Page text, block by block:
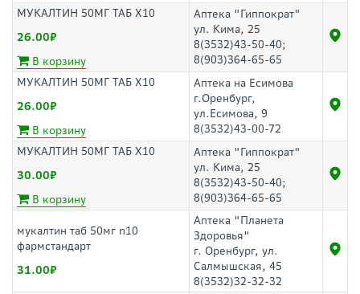
МУКАЛТИН 50МГ ТАБ Х10
26.00
В корзину
Аптека "Гиппократ"
ул. Кима, 25
8(3532)43-50-40;
8(903)364-65-65
МУКАЛТИН 50МГ ТАБ Х10
26.00
В корзину
Аптека на Есимова
г.Оренбург,
ул.Есимова, 9
8(3532)43-00-72
МУКАЛТИН 50МГ ТАБ Х10
30.00
В корзину
Аптека "Гиппократ"
ул. Кима, 25
8(3532)43-50-40;
8(903)364-65-65
мукалтин таб 50мг n10
фармстандарт
31.00
Аптека "Планета
Здоровья"
г. Оренбург, ул.
Салмышская, 45
8(3532)32-32-32